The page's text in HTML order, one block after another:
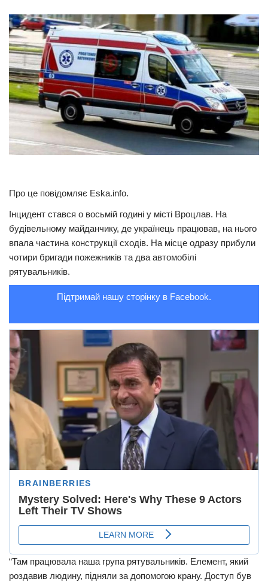
Прикарпаття
Економіка
Політика
Світ
Цікаво
Технології
Рецепти
Здоров’я
Кримінал
Суспільство
Культура
Шоу-біз
#Війна
Про це повідомляє Eska.info.
Інцидент стався о восьмій годині у місті Вроцлав. На
будівельному майданчику, де українець працював, на нього
впала частина конструкції сходів. На місце одразу прибули
чотири бригади пожежників та два автомобілі
рятувальників.
Підтримай нашу сторінку в Facebook.
“Там працювала наша група рятувальників. Елемент, який
роздавив людину, підняли за допомогою крану. Доступ був